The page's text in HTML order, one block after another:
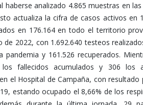
haberse analizado 4.865 muestras en
actualiza la cifra de casos activos en
en 176.164 en todo el territorio
de 2022, con 1.692.640 testeos
pandemia y 161.526 recuperados.
fallecidos acumulados y 306 los
el Hospital de Campaña, con resultado
estando ocupado el 8,66% de los